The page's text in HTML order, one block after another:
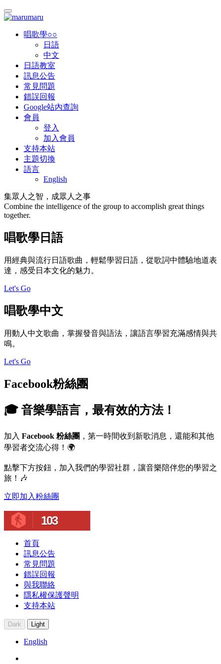
唱歌學○○
日語
中文
日語教室
訊息公告
常見問題
錯誤回報
Google站內查詢
會員
登入
加入會員
支持本站
主題切換
語言
English
集眾人之智，成眾人之事
Combine the intelligence of the group to accomplish great things
together.
唱歌學日語
用經典與流行日語歌曲，輕鬆學習日語，從歌詞中體驗地道表
達，感受日本文化的魅力。
Let's Go
唱歌學中文
用動人中文歌曲，掌握發音與語法，讓語言學習充滿感情與共
鳴。
Let's Go
Facebook粉絲團
🎓 音樂學語言，最有效的方法！
加入 Facebook 粉絲團 ，第一時間收到新歌消息，還能和其他
學習者交流心得！🌍
點擊下方按鈕，加入我們的學習社群，讓音樂陪伴您的學習之
旅！🎶
立即加入粉絲團
103
首頁
訊息公告
常見問題
錯誤回報
與我聯絡
隱私權保護聲明
支持本站
Dark Light
English